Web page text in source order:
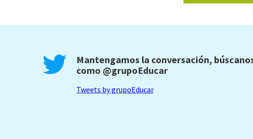
Mantengamos la conversación,
como @grupoEducar
Tweets by grupoEducar